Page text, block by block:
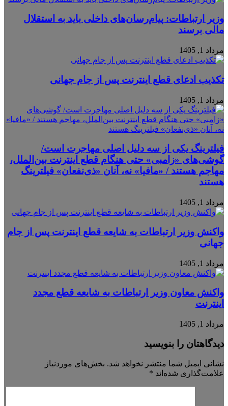
وزیر ارتباطات: پیام‌رسان‌های داخلی باید به استقلال
مالی برسند
مرداد 1, 1405
تکذیب ادعای قطع اینترنت پس از جام جهانی
مرداد 1, 1405
فیلترینگ یکی از سه دلیل اصلی مهاجرت است/
گوشی‌های «زامبی» حتی هنگام قطع اینترنت بین‌الملل،
مهاجم هستند / «مافیا» نه، آنان «ذی‌نفعان» فیلترینگ
هستند
مرداد 1, 1405
واکنش وزیر ارتباطات به شایعه قطع اینترنت پس از جام
جهانی
مرداد 1, 1405
واکنش معاون وزیر ارتباطات به شایعه قطع مجدد
اینترنت
مرداد 1, 1405
دیدگاهتان را بنویسید
نشانی ایمیل شما منتشر نخواهد شد. بخش‌های موردنیاز
علامت‌گذاری شده‌اند *